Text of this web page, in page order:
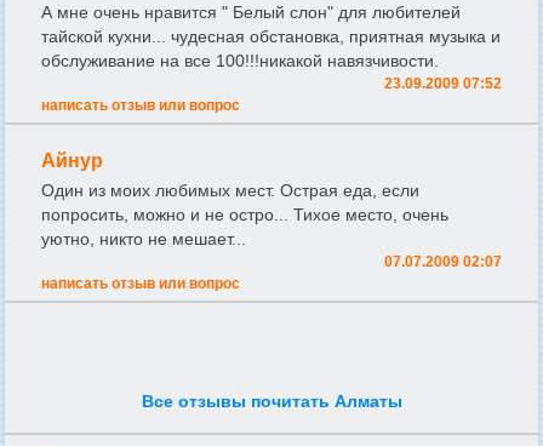
А мне очень нравится " Белый слон" для любителей
тайской кухни... чудесная обстановка, приятная музыка и
обслуживание на все 100!!!никакой навязчивости.
23.09.2009 07:52
написать отзыв или вопрос
Айнур
Один из моих любимых мест. Острая еда, если
попросить, можно и не остро... Тихое место, очень
уютно, никто не мешает...
07.07.2009 02:07
написать отзыв или вопрос
Все отзывы почитать Алматы